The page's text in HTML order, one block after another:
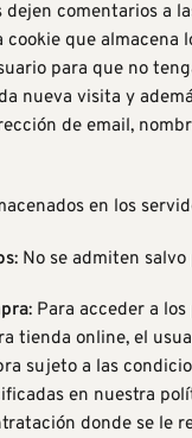
dejen comentarios a
que almacena
para que no
nueva visita y
de email,
en los
: No se admiten
: Para acceder a
tienda online, el
sujeto a las
en nuestra
donde se le